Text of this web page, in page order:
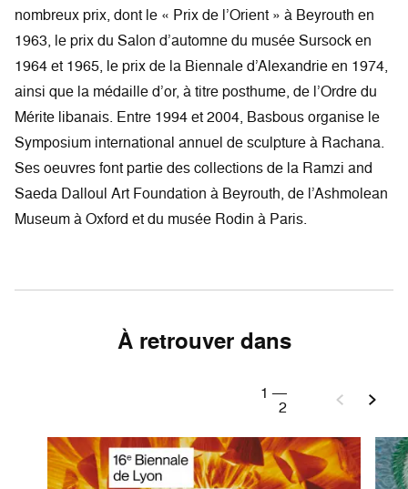
nombreux prix, dont le « Prix de l’Orient » à Beyrouth en
1963, le prix du Salon d’automne du musée Sursock en
1964 et 1965, le prix de la Biennale d’Alexandrie en 1974,
ainsi que la médaille d’or, à titre posthume, de l’Ordre du
Mérite libanais. Entre 1994 et 2004, Basbous organise le
Symposium international annuel de sculpture à Rachana.
Ses oeuvres font partie des collections de la Ramzi and
Saeda Dalloul Art Foundation à Beyrouth, de l’Ashmolean
Museum à Oxford et du musée Rodin à Paris.
À retrouver dans
1 —
2